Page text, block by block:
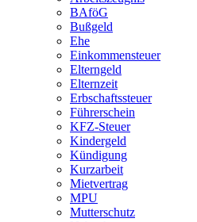
BAföG
Bußgeld
Ehe
Einkommensteuer
Elterngeld
Elternzeit
Erbschaftssteuer
Führerschein
KFZ-Steuer
Kindergeld
Kündigung
Kurzarbeit
Mietvertrag
MPU
Mutterschutz